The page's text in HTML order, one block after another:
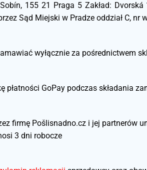
155 21 Praga 5 Zakład:
Sąd Miejski w Pradze oddział C, nr
wyłącznie za pośrednictwem
płatności GoPay podczas składania
firmę Pošlisnadno.cz i jej partnerów
3 dni robocze